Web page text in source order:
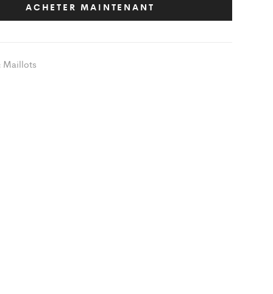
ACHETER MAINTENANT
Maillots